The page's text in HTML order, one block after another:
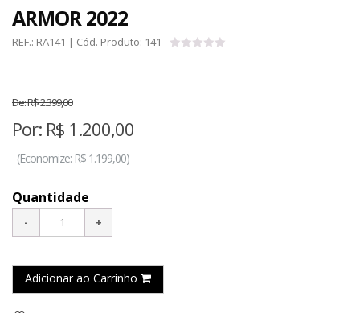
ARMOR 2022
REF.: RA141 | Cód. Produto: 141
De:R$ 2.399,00
Por: R$ 1.200,00
(Economize: R$ 1.199,00)
Quantidade
Adicionar ao Carrinho